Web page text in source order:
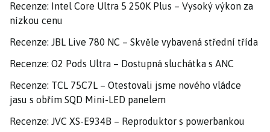
Recenze: Intel Core Ultra 5 250K Plus – Vysoký výkon za
nízkou cenu
Recenze: JBL Live 780 NC – Skvěle vybavená střední třída
Recenze: O2 Pods Ultra – Dostupná sluchátka s ANC
Recenze: TCL 75C7L – Otestovali jsme nového vládce
jasu s obřím SQD Mini-LED panelem
Recenze: JVC XS-E934B – Reproduktor s powerbankou